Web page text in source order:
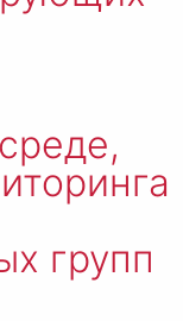
групп